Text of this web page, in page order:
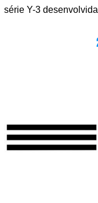
série Y-3